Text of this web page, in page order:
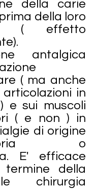
della carie
della loro
( effetto
antalgica
( ma anche
in
e sui muscoli
( e non ) in
di origine
o
E' efficace
della
chirurgia